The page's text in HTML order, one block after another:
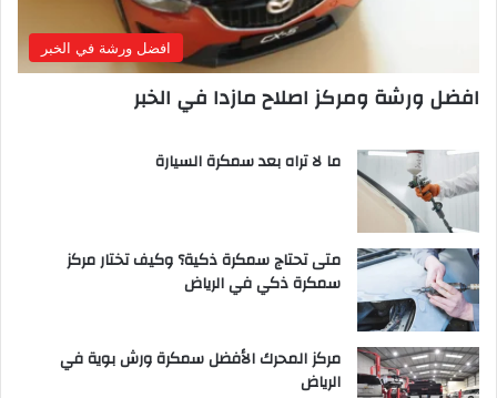
افضل ورشة في الخبر
افضل ورشة ومركز اصلاح مازدا في الخبر
ما لا تراه بعد سمكرة السيارة
متى تحتاج سمكرة ذكية؟ وكيف تختار مركز
سمكرة ذكي في الرياض
مركز المحرك الأفضل سمكرة ورش بوية في
الرياض